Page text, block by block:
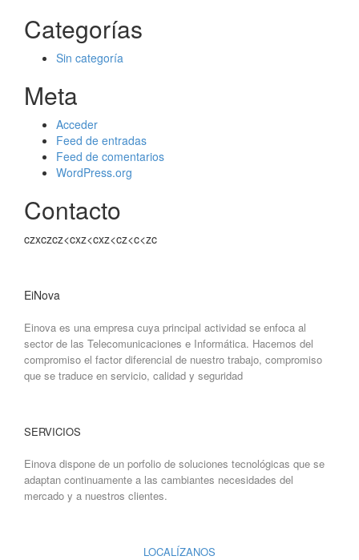
Categorías
Sin categoría
Meta
Acceder
Feed de entradas
Feed de comentarios
WordPress.org
Contacto
czxczcz<cxz<cxz<cz<c<zc
EiNova
Einova es una empresa cuya principal actividad se enfoca al
sector de las Telecomunicaciones e Informática. Hacemos del
compromiso el factor diferencial de nuestro trabajo, compromiso
que se traduce en servicio, calidad y seguridad
SERVICIOS
Einova dispone de un porfolio de soluciones tecnológicas que se
adaptan continuamente a las cambiantes necesidades del
mercado y a nuestros clientes.
LOCALÍZANOS